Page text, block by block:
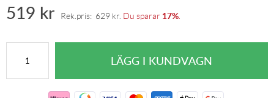
519 kr Rek.pris: 629 kr Du sparar 17%